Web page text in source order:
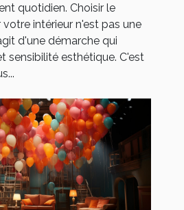
quotidien. Choisir le
intérieur n'est pas une
d'une démarche qui
sensibilité esthétique. C'est